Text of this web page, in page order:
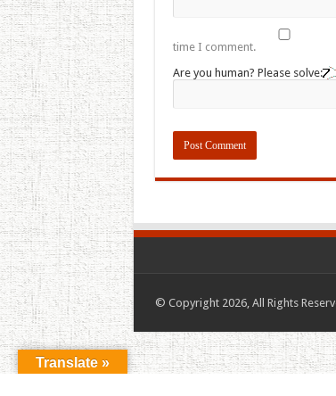
time I comment.
Are you human? Please solve:
© Copyright 2026, All Rights
Translate »